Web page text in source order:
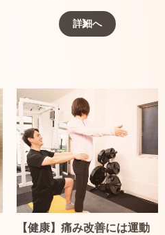
詳細へ
【健康】痛み改善には運動